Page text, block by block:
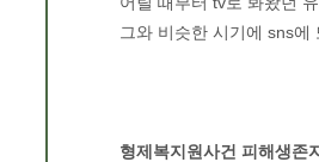
그와 비슷한 시기에 sns
형제복지원사건 피해생존